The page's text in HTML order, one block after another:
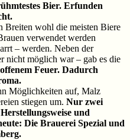
Bier. Erfunden
Breiten wohl die meisten Biere
verwendet werden
– werden. Neben der
nicht möglich war – gab es die
Feuer. Dadurch
Möglichkeiten auf, Malz
stiegen um. Nur zwei
und
Die Brauerei Spezial und